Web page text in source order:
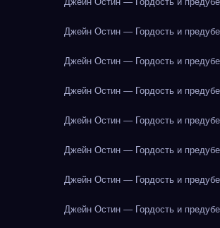
Джейн Остин — Гордость и
Джейн Остин — Гордость и
Джейн Остин — Гордость и
Джейн Остин — Гордость и
Джейн Остин — Гордость и
Джейн Остин — Гордость и
Джейн Остин — Гордость и